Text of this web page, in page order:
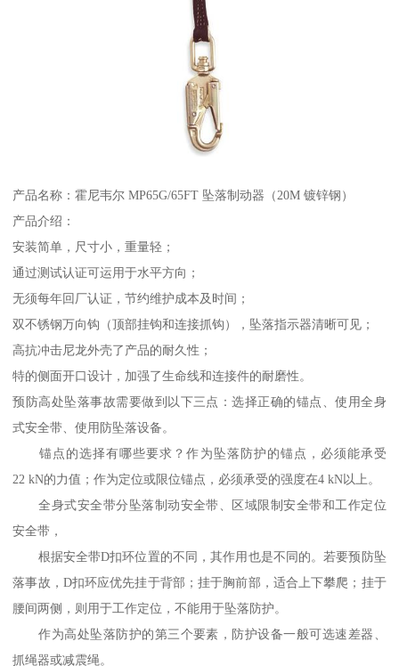
产品名称：霍尼韦尔 MP65G/65FT 坠落制动器（20M 镀锌钢）
产品介绍：
安装简单，尺寸小，重量轻；
通过测试认证可运用于水平方向；
无须每年回厂认证，节约维护成本及时间；
双不锈钢万向钩（顶部挂钩和连接抓钩），坠落指示器清晰可见；
高抗冲击尼龙外壳了产品的耐久性；
特的侧面开口设计，加强了生命线和连接件的耐磨性。
预防高处坠落事故需要做到以下三点：选择正确的锚点、使用全身
式安全带、使用防坠落设备。
锚点的选择有哪些要求？作为坠落防护的锚点，必须能承受
22 kN的力值；作为定位或限位锚点，必须承受的强度在4 kN以上。
全身式安全带分坠落制动安全带、区域限制安全带和工作定位
安全带，
根据安全带D扣环位置的不同，其作用也是不同的。若要预防坠
落事故，D扣环应优先挂于背部；挂于胸前部，适合上下攀爬；挂于
腰间两侧，则用于工作定位，不能用于坠落防护。
作为高处坠落防护的第三个要素，防护设备一般可选速差器、
抓绳器或减震绳。